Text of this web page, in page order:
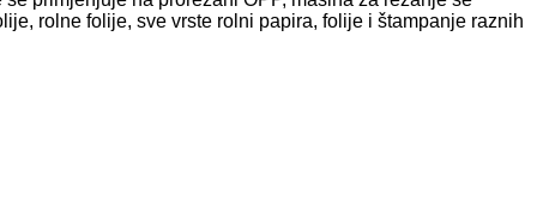
rolne folije, sve vrste rolni papira, folije i štampanje raznih